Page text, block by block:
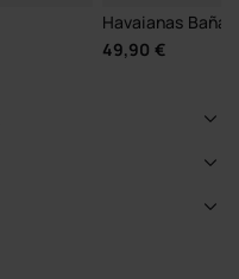
Havaianas
49,90 €